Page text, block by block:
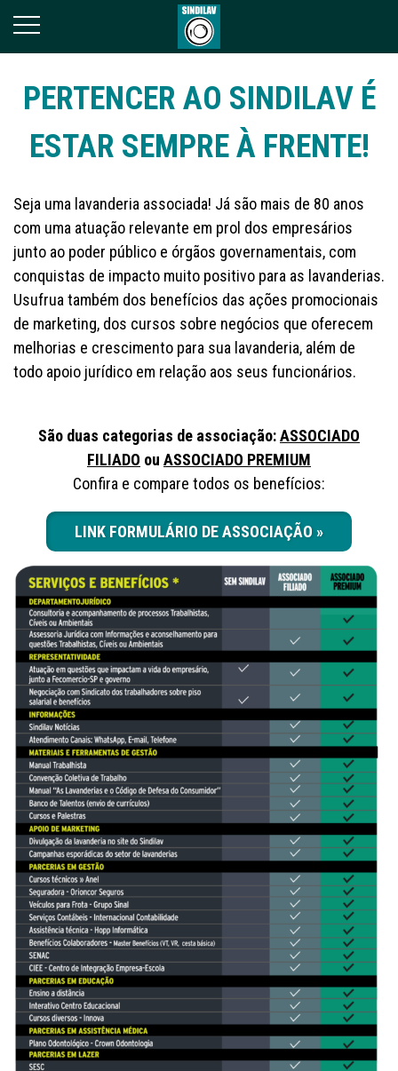
PERTENCER AO SINDILAV É
ESTAR SEMPRE À FRENTE!
Seja uma lavanderia associada! Já são mais de 80 anos
com uma atuação relevante em prol dos empresários
junto ao poder público e órgãos governamentais, com
conquistas de impacto muito positivo para as lavanderias.
Usufrua também dos benefícios das ações promocionais
de marketing, dos cursos sobre negócios que oferecem
melhorias e crescimento para sua lavanderia, além de
todo apoio jurídico em relação aos seus funcionários.
São duas categorias de associação:ASSOCIADO
FILIADO ou ASSOCIADO PREMIUM
Confira e compare todos os benefícios:
LINK FORMULÁRIO DE ASSOCIAÇÃO »